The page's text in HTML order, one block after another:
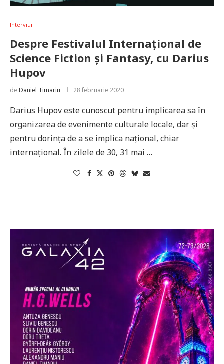
Interviuri
Despre Festivalul Internațional de
Science Fiction și Fantasy, cu Darius
Hupov
de Daniel Timariu 28 februarie 2020
Darius Hupov este cunoscut pentru implicarea sa în
organizarea de evenimente culturale locale, dar și
pentru dorința de a se implica național, chiar
internațional. În zilele de 30, 31 mai …